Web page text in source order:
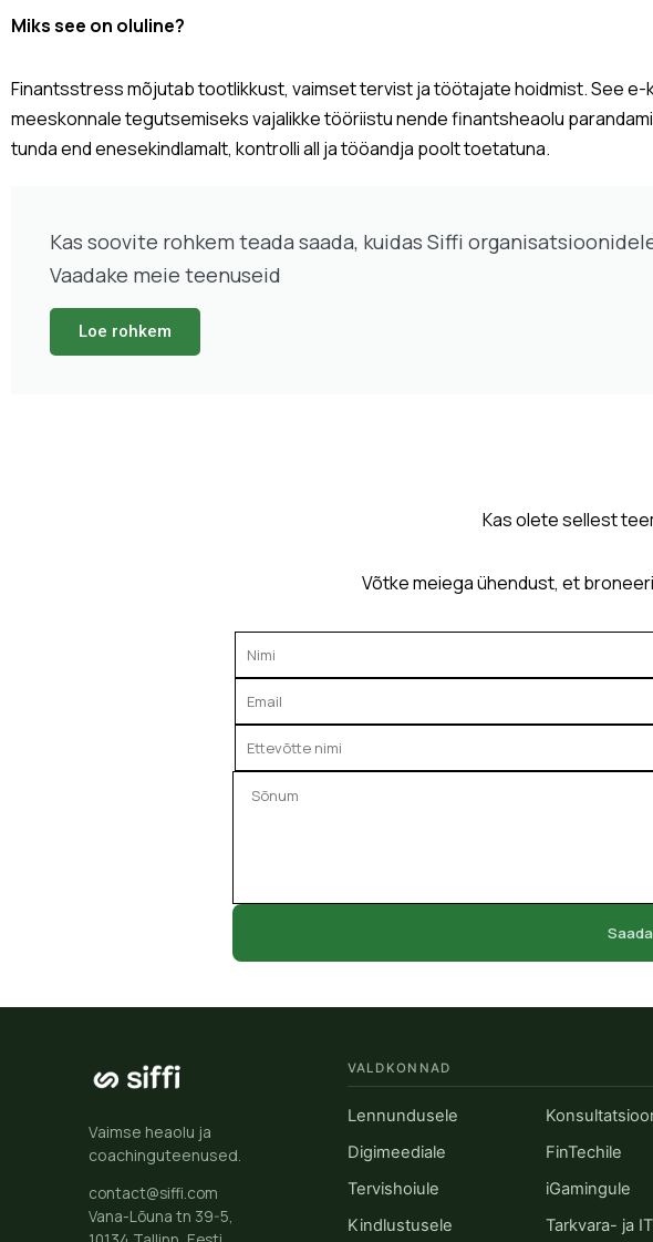
Miks see on oluline?
Finantsstress mõjutab tootlikkust, vaimset tervist ja töötajate hoidmist. See e-
meeskonnale tegutsemiseks vajalikke tööriistu nende finantsheaolu
tunda end enesekindlamalt, kontrolli all ja tööandja poolt toetatuna.
Kas soovite rohkem teada saada, kuidas Siffi
Vaadake meie teenuseid
Loe rohkem
Kas olete sellest
Võtke meiega ühendust, et
Saada
Vaimse heaolu ja
coachinguteenused.
contact@siffi.com
Vana-Lõuna tn 39-5,
VALDKONNAD
Lennundusele
Digimeediale
FinTechile
Tervishoiule
iGamingule
Kindlustusele
Tarkvara- ja